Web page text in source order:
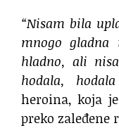
“Nisam bila
mnogo
hladno, ali
hodala,
heroina, koja
preko zaleđene